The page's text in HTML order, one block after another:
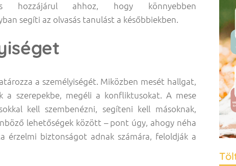
hozzájárul ahhoz, hogy könnyebben
segíti az olvasás tanulást a későbbiekben.
a személyiségét. Miközben mesét hallgat,
a szerepekbe, megéli a konfliktusokat. A mese
kell szembenézni, segíteni kell másoknak,
lehetőségek között – pont úgy, ahogy néha
biztonságot adnak számára, feloldják a